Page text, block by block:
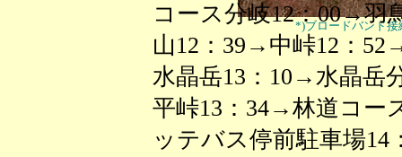
*)ブロードバンド接
コース分岐12：00→羽
山12：39→中峠12：
水晶岳13：10→水晶岳
平峠13：34→林道コー
ッテバス停前駐車場14